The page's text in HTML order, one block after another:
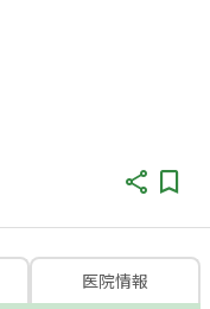
医院情報